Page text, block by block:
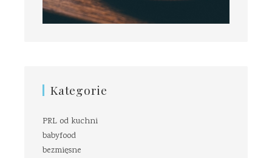
Kategorie
PRL od kuchni
babyfood
bezmięsne